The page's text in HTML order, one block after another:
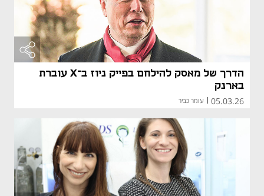
הדרך של מאסק להילחם בפייק ניוז ב־X עוברת
בארנק
05.03.26 עומר כביר